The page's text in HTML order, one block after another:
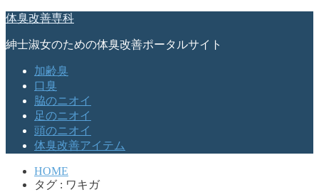
体臭改善専科
紳士淑女のための体臭改善ポータルサイト
加齢臭
口臭
脇のニオイ
足のニオイ
頭のニオイ
体臭改善アイテム
HOME
タグ : ワキガ